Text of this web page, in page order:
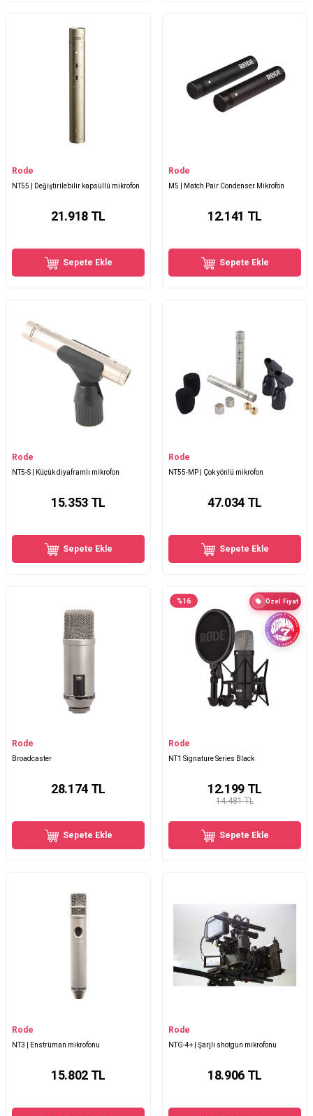
Rode
NT55 | Değiştirilebilir kapsüllü mikrofon
21.918TL
Sepete Ekle
Rode
M5 | Match Pair Condenser Mikrofon
12.141 TL
Sepete Ekle
Rode
NT5-S | Küçük diyaframlı mikrofon
15.353TL
Sepete Ekle
Rode
NT55-MP | Çok yönlü mikrofon
47.034TL
Sepete Ekle
Rode
Broadcaster
28.174TL
Sepete Ekle
%16 Özel Fiyat
Rode
NT1 Signature Series Black
14.481 TL
12.199TL
Sepete Ekle
Rode
NT3 | Enstrüman mikrofonu
15.802TL
Rode
NTG-4+ | Şarjlı shotgun mikrofonu
18.906TL